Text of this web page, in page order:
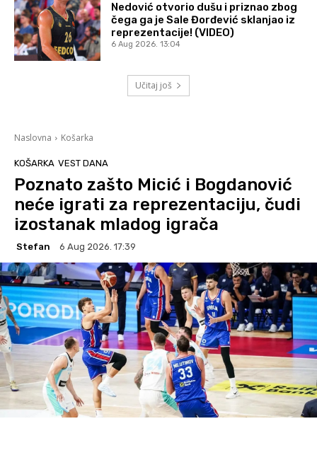
Nedović otvorio dušu i priznao zbog
čega ga je Sale Đorđević sklanjao iz
reprezentacije! (VIDEO)
6 Aug 2026. 13:04
Učitaj još